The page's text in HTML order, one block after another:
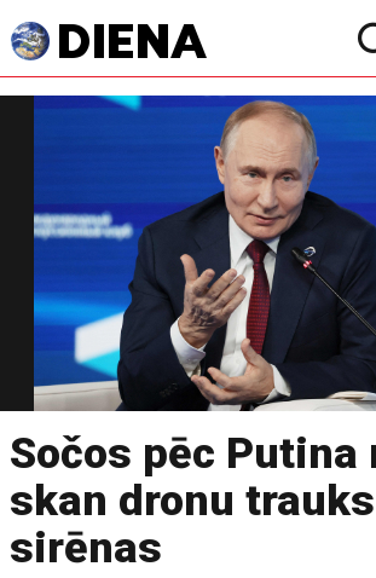
Sočos pēc Putina
skan dronu
sirēnas